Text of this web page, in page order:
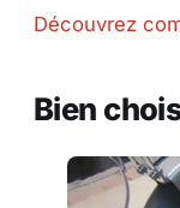
Découvrez
Bien